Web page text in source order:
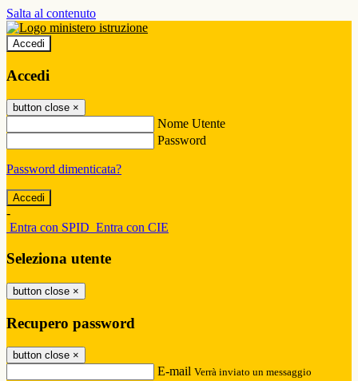
Salta al contenuto
Accedi
Accedi
button close ×
Nome Utente
Password
Password dimenticata?
-
Entra con SPID Entra con CIE
Seleziona utente
button close ×
Recupero password
button close ×
E-mail Verrà inviato un messaggio